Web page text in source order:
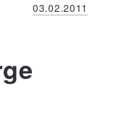
03.02.2011